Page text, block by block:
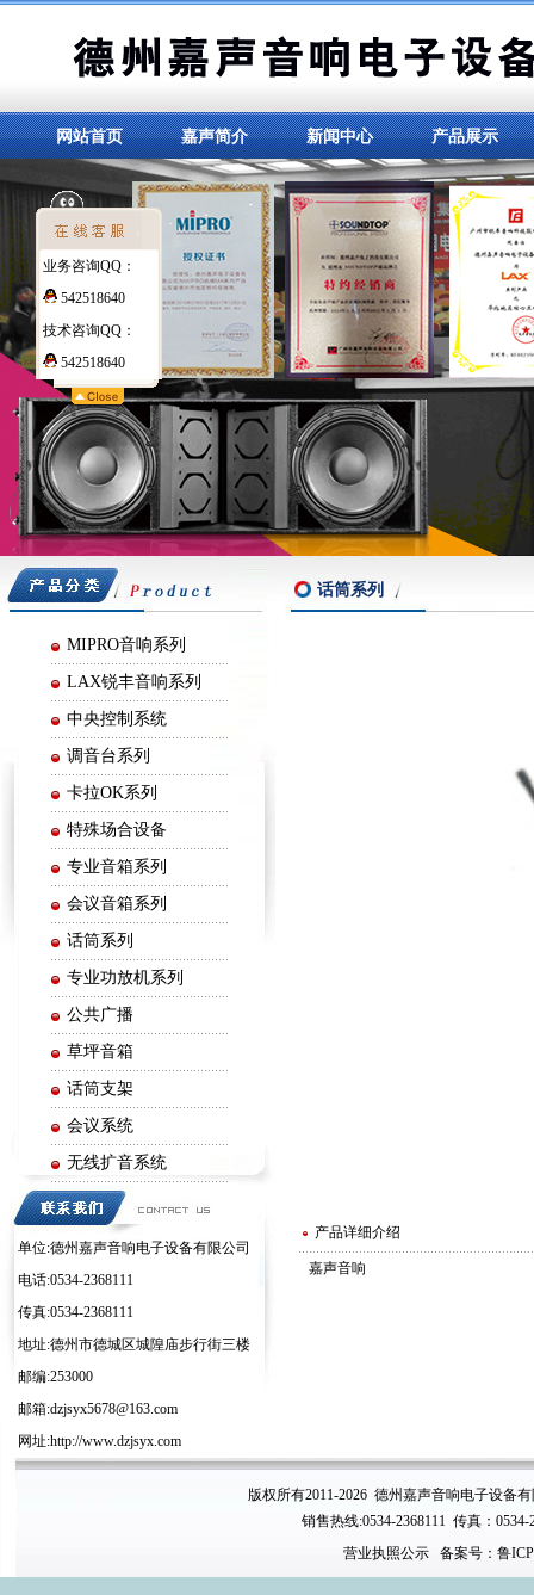
网站首页 嘉声简介 新闻中心 产品展示
嘉声音响
MIPRO音响系列
LAX锐丰音响系列
中央控制系统
调音台系列
卡拉OK系列
特殊场合设备
专业音箱系列
会议音箱系列
话筒系列
专业功放机系列
公共广播
草坪音箱
话筒支架
会议系统
无线扩音系统
电子周边系列
单位:德州嘉声音响电子设备有限公司
电话:0534-2368111
传真:0534-2368111
地址:德州市德城区城隍庙步行街三楼
邮编:253000
邮箱:dzjsyx5678@163.com
网址:http://www.dzjsyx.com
话筒系列
产品详细介绍
嘉声音响
版权所有2011-2026 德州嘉声音响电子设备
销售热线:0534-2368111 传真：
营业执照公示
备案号：鲁
业务咨询QQ：
542518640
技术咨询QQ：
542518640